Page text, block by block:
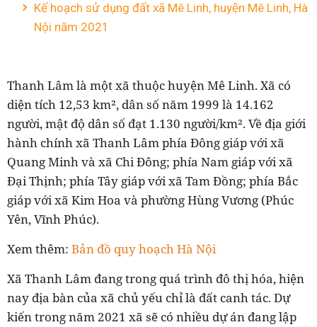
Kế hoạch sử dụng đất xã Mê Linh, huyện Mê Linh, Hà
Nội năm 2021
Thanh Lâm là một xã thuộc huyện Mê Linh. Xã có
diện tích 12,53 km², dân số năm 1999 là 14.162
người, mật độ dân số đạt 1.130 người/km². Về địa giới
hành chính xã Thanh Lâm phía Đông giáp với xã
Quang Minh và xã Chi Đông; phía Nam giáp với xã
Đại Thịnh; phía Tây giáp với xã Tam Đồng; phía Bắc
giáp với xã Kim Hoa và phường Hùng Vương (Phúc
Yên, Vĩnh Phúc).
Xem thêm: Bản đồ quy hoạch Hà Nội
Xã Thanh Lâm đang trong quá trình đô thị hóa, hiện
nay địa bàn của xã chủ yếu chỉ là đất canh tác. Dự
kiến trong năm 2021 xã sẽ có nhiều dự án đang lập